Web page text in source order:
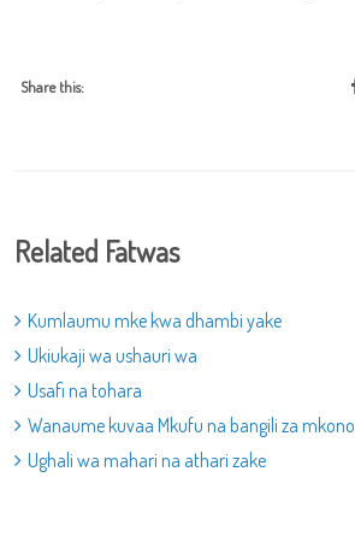
Share this:
Related Fatwas
Kumlaumu mke kwa dhambi yake
Ukiukaji wa ushauri wa
Usafi na tohara
Wanaume kuvaa Mkufu na bangili za mkono
Ughali wa mahari na athari zake